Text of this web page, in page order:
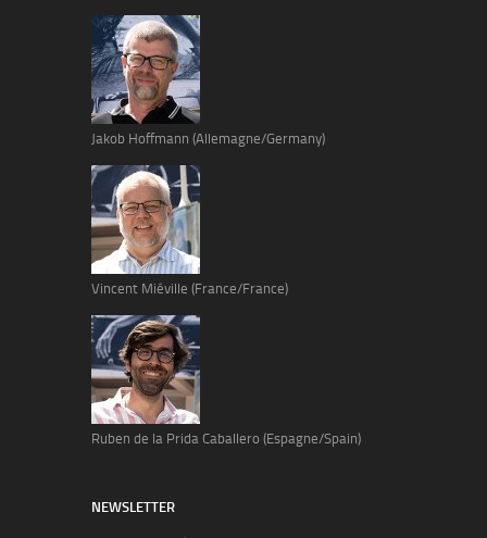
Jakob Hoffmann (Allemagne/Germany)
Vincent Miéville (France/France)
Ruben de la Prida Caballero (Espagne/Spain)
NEWSLETTER